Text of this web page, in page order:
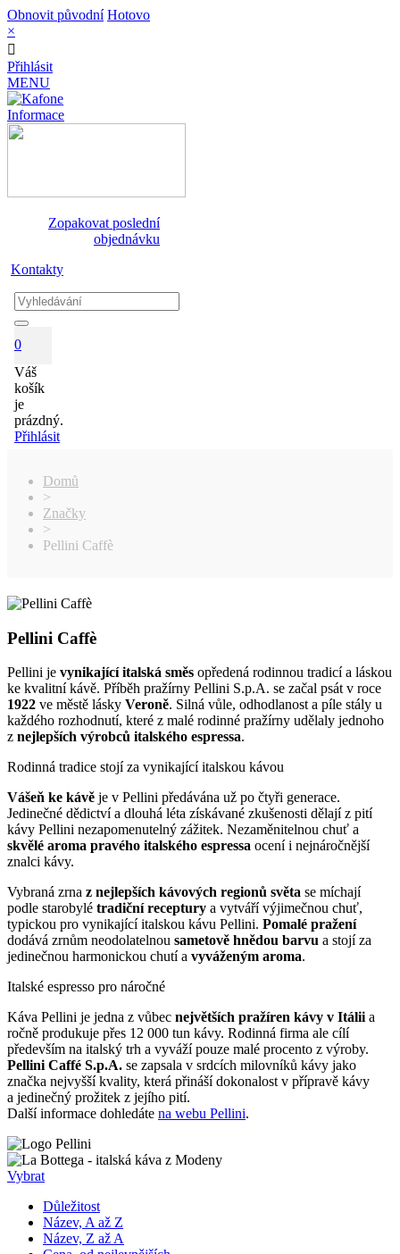
Obnovit původní Hotovo
×
Přihlásit
MENU
Informace
Zopakovat poslední
objednávku
Kontakty
0
Váš
košík
je
prázdný.
Přihlásit
Domů
>
Značky
>
Pellini Caffè
Pellini Caffè
Pellini je vynikající italská směs opředená rodinnou tradicí a láskou
ke kvalitní kávě. Příběh pražírny Pellini S.p.A. se začal psát v roce
1922 ve městě lásky Veroně. Silná vůle, odhodlanost a píle stály u
každého rozhodnutí, které z malé rodinné pražírny udělaly jednoho
z nejlepších výrobců italského espressa.
Rodinná tradice stojí za vynikající italskou kávou
Vášeň ke kávě je v Pellini předávána už po čtyři generace.
Jedinečné dědictví a dlouhá léta získávané zkušenosti dělají z pití
kávy Pellini nezapomenutelný zážitek. Nezaměnitelnou chuť a
skvělé aroma pravého italského espressa ocení i nejnáročnější
znalci kávy.
Vybraná zrna z nejlepších kávových regionů světa se míchají
podle starobylé tradiční receptury a vytváří výjimečnou chuť,
typickou pro vynikající italskou kávu Pellini. Pomalé pražení
dodává zrnům neodolatelnou sametově hnědou barvu a stojí za
jedinečnou harmonickou chutí a vyváženým aroma.
Italské espresso pro náročné
Káva Pellini je jedna z vůbec největších pražíren kávy v Itáliia
ročně produkuje přes 12 000 tun kávy. Rodinná firma ale cílí
především na italský trh a vyváží pouze malé procento z výroby.
Pellini Caffé S.p.A. se zapsala v srdcích milovníků kávy jako
značka nejvyšší kvality, která přináší dokonalost v přípravě kávy
a jedinečný prožitek z jejího pití.
Další informace dohledáte na webu Pellini.
Vybrat
Důležitost
Název, A až Z
Název, Z až A